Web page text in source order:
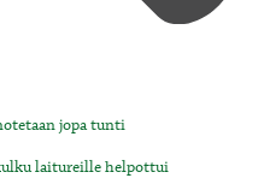
jopa tunti
laitureille helpottui